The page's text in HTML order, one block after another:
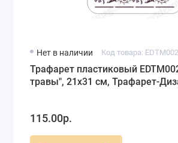
Нет в наличии Код товара: EDTM002
Трафарет пластиковый
травы", 21х31 см, Трафарет-
115.00р.